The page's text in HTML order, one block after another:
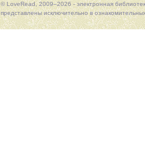
© LoveRead, 2009–2026 - электронная
представлены исключительно в